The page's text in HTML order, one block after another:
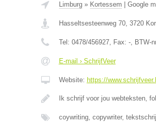
Limburg» Kortessem Google
Hasseltsesteenweg 70, 3720
Tel: 0478/456927, Fax: -, BTW-
E-mail › SchrijfVeer
Website: https://
Ik schrijf voor jou webteksten,
coywriting, copywriter,